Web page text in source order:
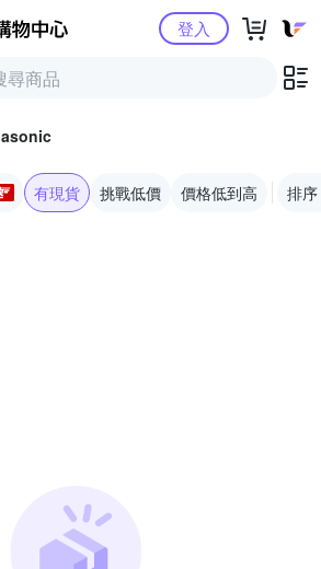
Yahoo購物中心登入
有現貨 挑戰低價 價格低到高 排序